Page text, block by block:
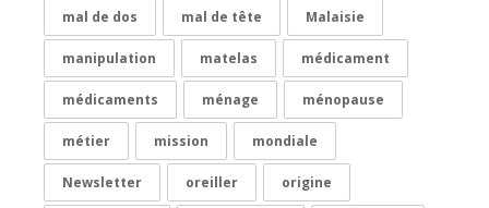
mal de dos mal de tête Malaisie
manipulation matelas médicament
médicaments ménage ménopause
métier mission mondiale
Newsletter oreiller origine